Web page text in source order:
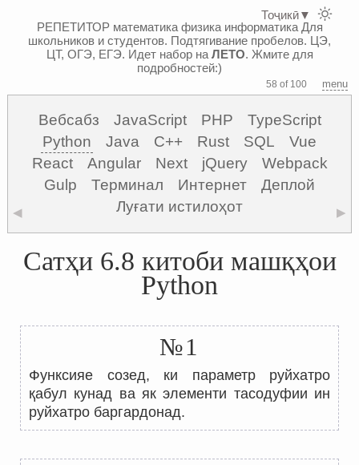
РЕПЕТИТОР математика физика информатикаДля
школьников и студентов. Подтягивание пробелов. ЦЭ,
ЦТ, ОГЭ, ЕГЭ. Идет набор на ЛЕТО. Жмите для
подробностей:)
58 of 100 menu
Вебсабз JavaScript PHP
TypeScript
Python
Java C++ Rust SQL
Vue
React
Angular Next jQuery
Webpack
Gulp
Терминал Интернет
Деплой
Луғати истилоҳот
◀ ▶
Сатҳи 6.8 китоби машқҳои
Python
№1
Функсияе созед, ки параметр руйхатро
қабул кунад ва як элементи тасодуфии ин
руйхатро баргардонад.
Тоҷикӣ▼